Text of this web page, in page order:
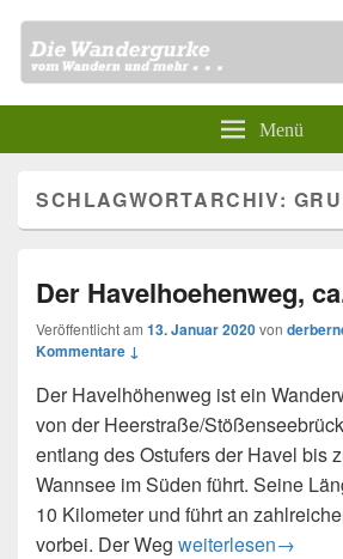
Menü
SCHLAGWORTARCHIV:
Der Havelhoehenweg,
Veröffentlicht am 13. Januar 2020von
Kommentare ↓
Der Havelhöhenweg ist ein
von der Heerstraße/
entlang des Ostufers der Havel bis
Wannsee im Süden führt. Seine
10 Kilometer und führt an
vorbei. Der Weg Der
weiterlesen→